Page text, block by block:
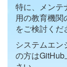
特に、メンテ
用の教育機関
をご検討くだ
システムエ
の方はGitHub